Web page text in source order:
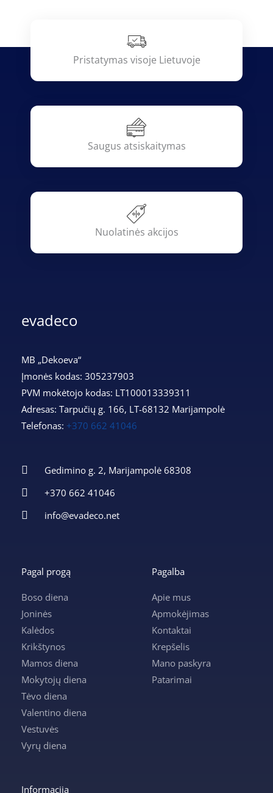
Pristatymas visoje Lietuvoje
Saugus atsiskaitymas
Nuolatinės akcijos
evadeco
MB „Dekoeva“
Įmonės kodas: 305237903
PVM mokėtojo kodas: LT100013339311
Adresas: Tarpučių g. 166, LT-68132 Marijampolė
Telefonas: +370 662 41046
Gedimino g. 2, Marijampolė 68308
+370 662 41046
info@evadeco.net
Pagal progą
Boso diena
Joninės
Kalėdos
Krikštynos
Mamos diena
Mokytojų diena
Tėvo diena
Valentino diena
Vestuvės
Vyrų diena
Pagalba
Apie mus
Apmokėjimas
Kontaktai
Krepšelis
Mano paskyra
Patarimai
Informacija